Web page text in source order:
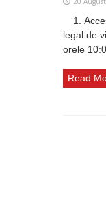
1.
legal de
orele
Read